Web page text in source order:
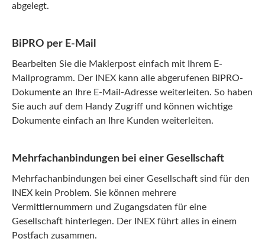
abgelegt.
BiPRO per E-Mail
Bearbeiten Sie die Maklerpost einfach mit Ihrem E-
Mailprogramm. Der INEX kann alle abgerufenen BiPRO-
Dokumente an Ihre E-Mail-Adresse weiterleiten. So haben
Sie auch auf dem Handy Zugriff und können wichtige
Dokumente einfach an Ihre Kunden weiterleiten.
Mehrfachanbindungen bei einer Gesellschaft
Mehrfachanbindungen bei einer Gesellschaft sind für den
INEX kein Problem. Sie können mehrere
Vermittlernummern und Zugangsdaten für eine
Gesellschaft hinterlegen. Der INEX führt alles in einem
Postfach zusammen.